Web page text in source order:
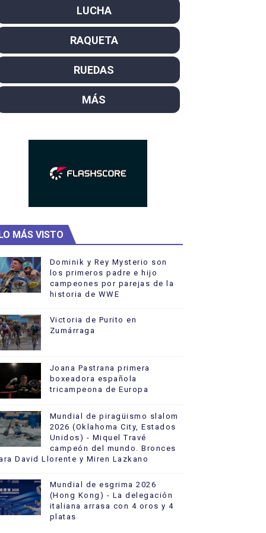
del mundo. Bronces para David Llorente y Miren
los más laureados
como campeón
LUCHA
RAQUETA
RUEDAS
MÁS
MÁS VISTO
Dominik y Rey Mysterio son
los primeros padre e hijo
campeones por parejas de la
historia de WWE
Victoria de Purito en
Zumárraga
Joana Pastrana primera
boxeadora española
tricampeona de Europa
Mundial de piragüismo slalom
2026 (Oklahoma City, Estados
Unidos) - Miquel Travé
campeón del mundo. Bronces
David Llorente y Miren Lazkano
Mundial de esgrima 2026
(Hong Kong) - La delegación
italiana arrasa con 4 oros y 4
platas